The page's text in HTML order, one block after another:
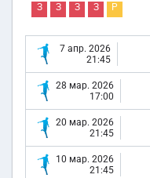
З З З З Р
7 апр. 2026
21:45
28 мар. 2026
17:00
20 мар. 2026
21:45
10 мар. 2026
21:45